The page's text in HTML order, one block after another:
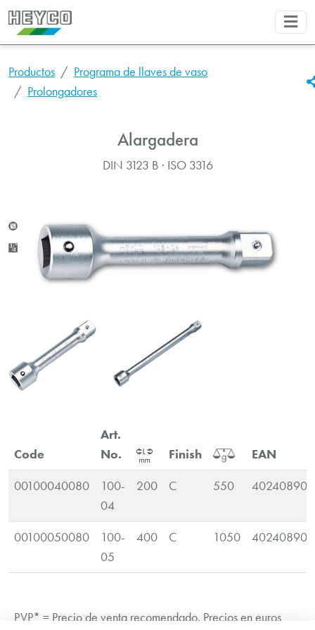
Productos
Programa de llaves de vaso
Prolongadores
Alargadera
DIN 3123 B · ISO 3316
Code
Art.
No.
Finish EAN
00100040080
100-
04
200 C 550
00100050080
100-
05
400 C 1050
PVP* = Precio de venta recomendado. Precios en euros